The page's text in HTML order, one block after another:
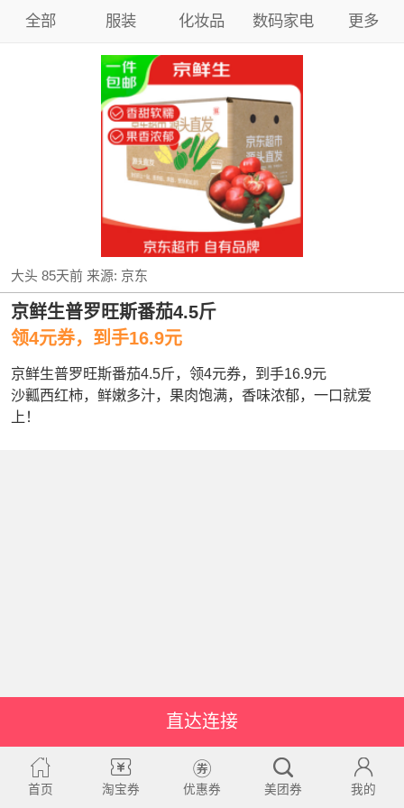
全部 服装 化妆品 数码家电 更多
大头 85天前来源: 京东
京鲜生普罗旺斯番茄4.5斤
领4元券，到手16.9元
京鲜生普罗旺斯番茄4.5斤，领4元券，到手16.9元
沙瓤西红柿，鲜嫩多汁，果肉饱满，香味浓郁，一口就爱
上！
直达连接
首页 淘宝券 优惠券 美团券 我的